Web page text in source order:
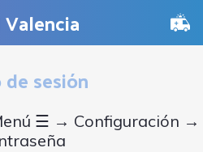
Valencia
sesión
☰ → Configuración →